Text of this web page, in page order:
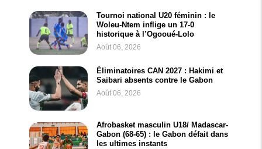
Tournoi national U20 féminin : le
Woleu-Ntem inflige un 17-0
historique à l’Ogooué-Lolo
Août 06, 2026
Éliminatoires CAN 2027 : Hakimi et
Saibari absents contre le Gabon
Août 06, 2026
Afrobasket masculin U18/ Madascar-
Gabon (68-65) : le Gabon défait dans
les ultimes instants